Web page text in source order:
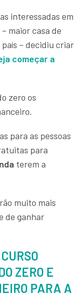
interessadas em
– maior casa de
– decidiu criar
começar a
zero os
para as pessoas
para
terem a
muito mais
de ganhar
ZERO E
PARA A